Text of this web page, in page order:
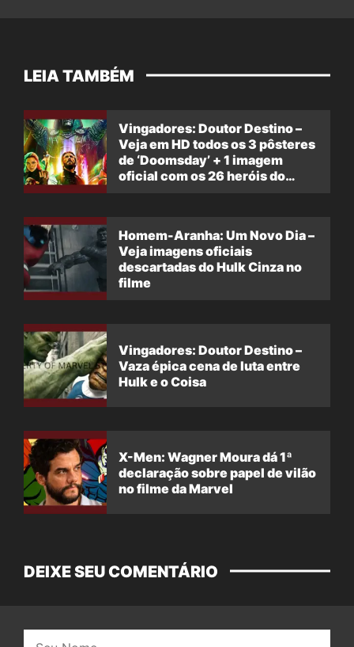
LEIA TAMBÉM
Vingadores: Doutor Destino –
Veja em HD todos os 3 pôsteres
de ‘Doomsday’ + 1 imagem
oficial com os 26 heróis do
Homem-Aranha: Um Novo Dia –
Veja imagens oficiais
descartadas do Hulk Cinza no
filme
Vingadores: Doutor Destino –
Vaza épica cena de luta entre
Hulk e o Coisa
X-Men: Wagner Moura dá 1ª
declaração sobre papel de vilão
no filme da Marvel
DEIXE SEU COMENTÁRIO